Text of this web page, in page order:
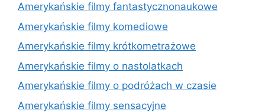
Amerykańskie filmy fantastycznonaukowe
Amerykańskie filmy komediowe
Amerykańskie filmy krótkometrażowe
Amerykańskie filmy o nastolatkach
Amerykańskie filmy o podróżach w czasie
Amerykańskie filmy sensacyjne